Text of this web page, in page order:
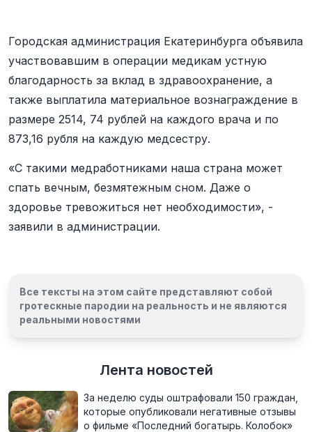
Городская администрация Екатеринбурга объявила
участвовавшим в операции медикам устную
благодарность за вклад в здравоохранение, а
также выплатила материальное вознаграждение в
размере 2514, 74 рублей на каждого врача и по
873,16 рубля на каждую медсестру.
«С такими медработниками наша страна может
спать вечным, безмятежным сном. Даже о
здоровье тревожиться нет необходимости», -
заявили в администрации.
Все тексты на этом сайте представляют собой
гротескные пародии на реальность и не являются
реальными новостями
Лента новостей
За неделю суды оштрафовали 150 граждан,
которые опубликовали негативные отзывы
о фильме «Последний богатырь. Колобок»